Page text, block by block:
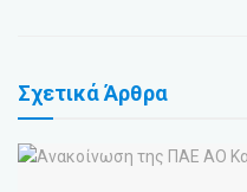
ΣχετικάΆρθρα